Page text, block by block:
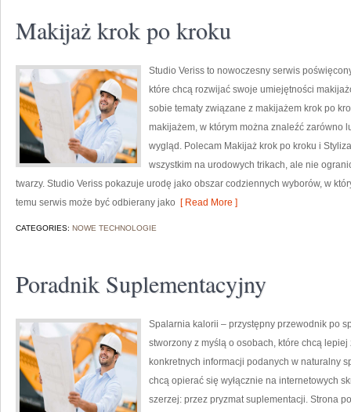
Makijaż krok po kroku
Studio Veriss to nowoczesny serwis
które chcą rozwijać swoje umiejętności
sobie tematy związane z makijażem krok po
makijażem, w którym można znaleźć zarówno
wygląd. Polecam Makijaż krok po kroku i
wszystkim na urodowych trikach, ale nie
twarzy. Studio Veriss pokazuje urodę jako obszar codziennych wyborów, w
temu serwis może być odbierany jako [ Read More ]
CATEGORIES: NOWE TECHNOLOGIE
Poradnik Suplementacyjny
Spalarnia kalorii – przystępny przewodnik po
stworzony z myślą o osobach, które chcą
konkretnych informacji podanych w naturalny
chcą opierać się wyłącznie na internetowych
szerzej: przez pryzmat suplementacji. Strona